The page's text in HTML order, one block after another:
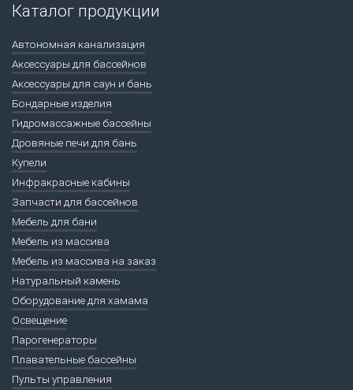
Каталог продукции
Автономная канализация
Аксессуары для бассейнов
Аксессуары для саун и бань
Бондарные изделия
Гидромассажные бассейны
Дровяные печи для бань
Купели
Инфракрасные кабины
Запчасти для бассейнов
Мебель для бани
Мебель из массива
Мебель из массива на заказ
Натуральный камень
Оборудование для хамама
Освещение
Парогенераторы
Плавательные бассейны
Пульты управления